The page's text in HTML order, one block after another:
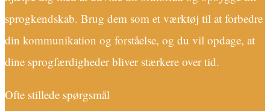
sprogkendskab. Brug dem som et værktøj til at forbedre
din kommunikation og forståelse, og du vil opdage, at
dine sprogfærdigheder bliver stærkere over tid.
Ofte stillede spørgsmål